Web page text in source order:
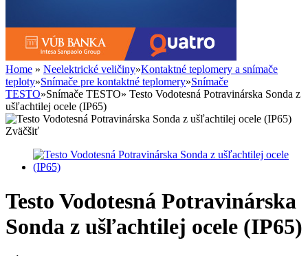
Home » Neelektrické veličiny»Kontaktné teplomery a snímače
teploty»Snímače pre kontaktné teplomery»Snímače
TESTO»Snímače TESTO» Testo Vodotesná Potravinárska Sonda z
ušľachtilej ocele (IP65)
Zväčšiť
Testo Vodotesná Potravinárska
Sonda z ušľachtilej ocele (IP65)